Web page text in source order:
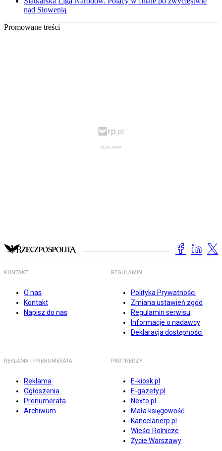
nad Słowenią
Promowane treści
KONTAKT
O nas
Kontakt
Napisz do nas
REGULAMIN
Polityka Prywatności
Zmiana ustawień zgód
Regulamin serwisu
Informacje o nadawcy
Deklaracja dostępności
REKLAMA I PRENUMERATA
Reklama
Ogłoszenia
Prenumerata
Archiwum
PARTNERZY
E-kiosk.pl
E-gazety.pl
Nexto.pl
Mała księgowość
Kancelarierp.pl
Wieści Rolnicze
Życie Warszawy